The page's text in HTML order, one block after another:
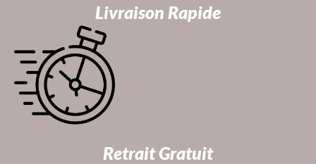
Livraison Rapide
Retrait Gratuit